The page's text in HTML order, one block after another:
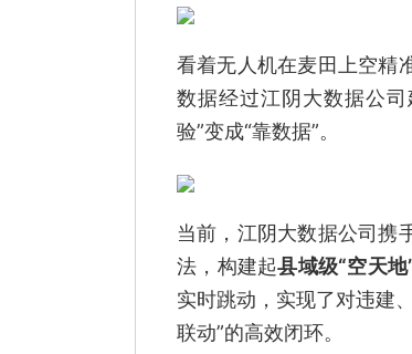
看着无人机在麦田上空精
数据经过江阴大数据公
验”变成“靠数据”。
当前，江阴大数据公司携
法，构建起县域级“空天
实时跳动，实现了对违建
联动”的高效闭环。